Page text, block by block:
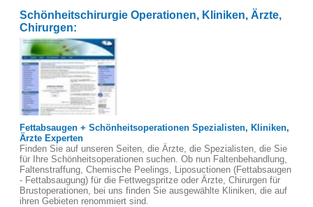
Schönheitschirurgie Operationen, Kliniken, Ärzte,
Chirurgen:
Fettabsaugen + Schönheitsoperationen Spezialisten, Kliniken,
Ärzte Experten
Finden Sie auf unseren Seiten, die Ärzte, die Spezialisten, die Sie
für Ihre Schönheitsoperationen suchen. Ob nun Faltenbehandlung,
Faltenstraffung, Chemische Peelings, Liposuctionen (Fettabsaugen
- Fettabsaugung) für die Fettwegspritze oder Ärzte, Chirurgen für
Brustoperationen, bei uns finden Sie ausgewählte Kliniken, die auf
ihren Gebieten renommiert sind.